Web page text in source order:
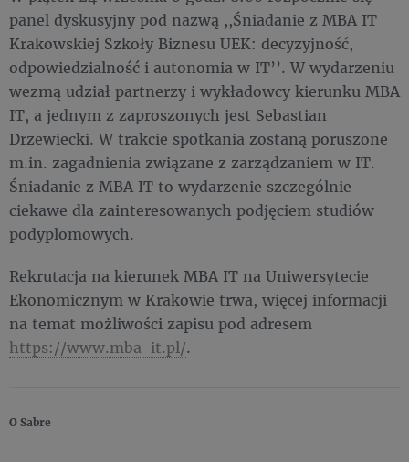
panel dyskusyjny pod nazwą ,,Śniadanie z MBA IT
Krakowskiej Szkoły Biznesu UEK: decyzyjność,
odpowiedzialność i autonomia w IT’’. W wydarzeniu
wezmą udział partnerzy i wykładowcy kierunku MBA
IT, a jednym z zaproszonych jest Sebastian
Drzewiecki. W trakcie spotkania zostaną poruszone
m.in. zagadnienia związane z zarządzaniem w IT.
Śniadanie z MBA IT to wydarzenie szczególnie
ciekawe dla zainteresowanych podjęciem studiów
podyplomowych.
Rekrutacja na kierunek MBA IT na Uniwersytecie
Ekonomicznym w Krakowie trwa, więcej informacji
na temat możliwości zapisu pod adresem
https://www.mba-it.pl/.
O Sabre